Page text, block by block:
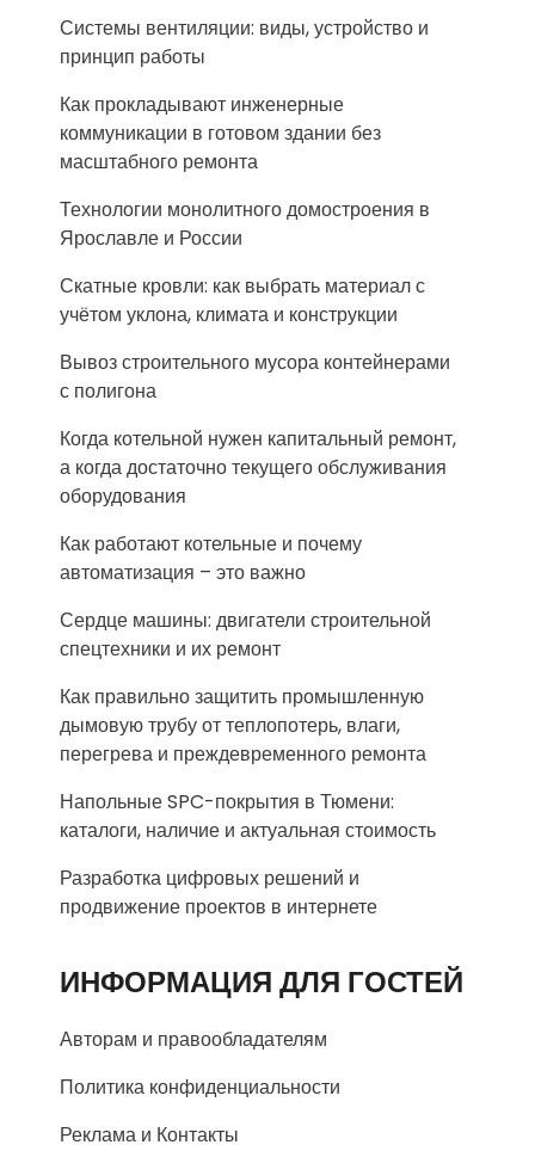
Системы вентиляции: виды, устройство и
принцип работы
Как прокладывают инженерные
коммуникации в готовом здании без
масштабного ремонта
Технологии монолитного домостроения в
Ярославле и России
Скатные кровли: как выбрать материал с
учётом уклона, климата и конструкции
Вывоз строительного мусора контейнерами
с полигона
Когда котельной нужен капитальный ремонт,
а когда достаточно текущего обслуживания
оборудования
Как работают котельные и почему
автоматизация – это важно
Сердце машины: двигатели строительной
спецтехники и их ремонт
Как правильно защитить промышленную
дымовую трубу от теплопотерь, влаги,
перегрева и преждевременного ремонта
Напольные SPC-покрытия в Тюмени:
каталоги, наличие и актуальная стоимость
Разработка цифровых решений и
продвижение проектов в интернете
ИНФОРМАЦИЯ ДЛЯ ГОСТЕЙ
Авторам и правообладателям
Политика конфиденциальности
Реклама и Контакты